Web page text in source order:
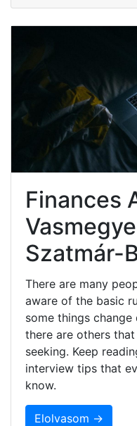
Finances
Szatmár-
There are many
aware of the basic
some things
there are others
seeking. Keep
interview tips that
know.
Elolvasom →